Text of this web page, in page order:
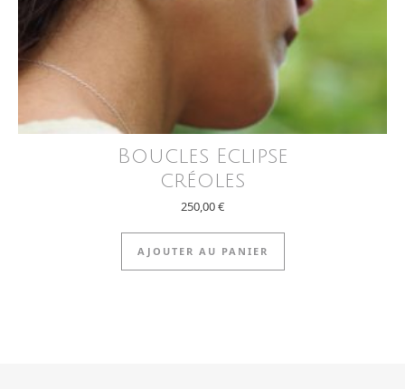
Boucles Eclipse
créoles
250,00€
AJOUTER AU PANIER